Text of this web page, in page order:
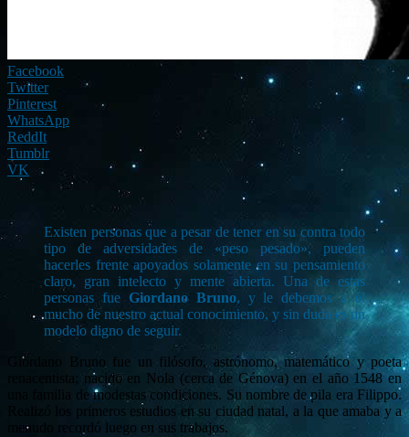
Facebook
Twitter
Pinterest
WhatsApp
ReddIt
Tumblr
VK
Existen personas que a pesar de tener en su contra todo
tipo de adversidades de «peso pesado», pueden
hacerles frente apoyados solamente en su pensamiento
claro, gran intelecto y mente abierta. Una de estas
personas fue Giordano Bruno, y le debemos a él
mucho de nuestro actual conocimiento, y sin duda es un
modelo digno de seguir.
Giordano Bruno fue un filósofo, astrónomo, matemático y poeta
renacentista; nacido en Nola (cerca de Génova) en el año 1548 en
una familia de modestas condiciones. Su nombre de pila era Filippo.
Realizó los primeros estudios en su ciudad natal, a la que amaba y a
menudo recordó luego en sus trabajos.